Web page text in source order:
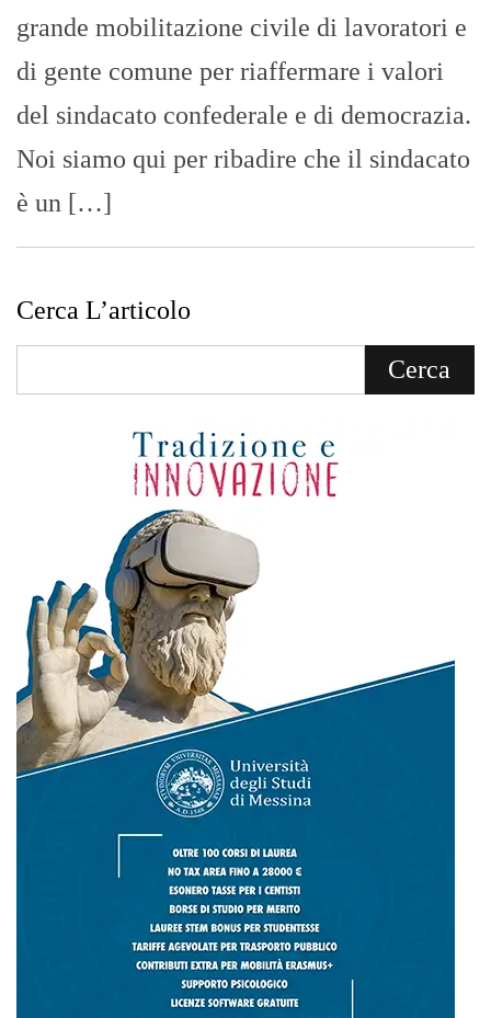
grande mobilitazione civile di lavoratori e
di gente comune per riaffermare i valori
del sindacato confederale e di democrazia.
Noi siamo qui per ribadire che il sindacato
è un […]
Cerca L’articolo